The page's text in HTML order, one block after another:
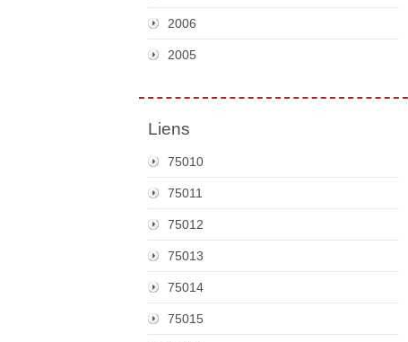
2006
2005
Liens
75010
75011
75012
75013
75014
75015